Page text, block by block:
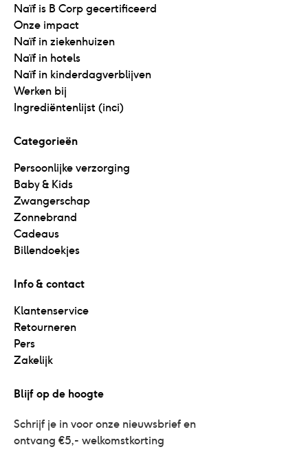
Naïf is B Corp gecertificeerd
Onze impact
Naïf in ziekenhuizen
Naïf in hotels
Naïf in kinderdagverblijven
Werken bij
Ingrediëntenlijst (inci)
Categorieën
Persoonlijke verzorging
Baby & Kids
Zwangerschap
Zonnebrand
Cadeaus
Billendoekjes
Info & contact
Klantenservice
Retourneren
Pers
Zakelijk
Blijf op de hoogte
Schrijf je in voor onze nieuwsbrief en
ontvang €5,- welkomstkorting